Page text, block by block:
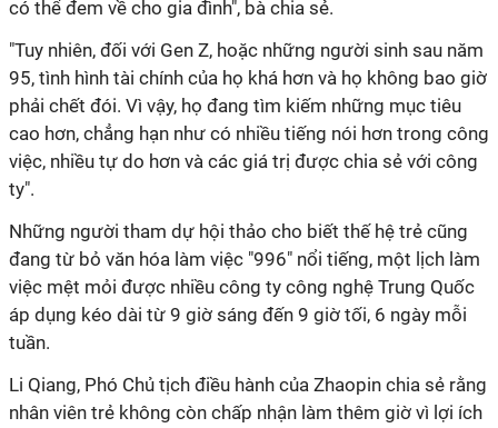
có thể đem về cho gia đình", bà chia sẻ.
"Tuy nhiên, đối với Gen Z, hoặc những người sinh sau năm
95, tình hình tài chính của họ khá hơn và họ không bao giờ
phải chết đói. Vì vậy, họ đang tìm kiếm những mục tiêu
cao hơn, chẳng hạn như có nhiều tiếng nói hơn trong công
việc, nhiều tự do hơn và các giá trị được chia sẻ với công
ty".
Những người tham dự hội thảo cho biết thế hệ trẻ cũng
đang từ bỏ văn hóa làm việc "996" nổi tiếng, một lịch làm
việc mệt mỏi được nhiều công ty công nghệ Trung Quốc
áp dụng kéo dài từ 9 giờ sáng đến 9 giờ tối, 6 ngày mỗi
tuần.
Li Qiang, Phó Chủ tịch điều hành của Zhaopin chia sẻ rằng
nhân viên trẻ không còn chấp nhận làm thêm giờ vì lợi ích